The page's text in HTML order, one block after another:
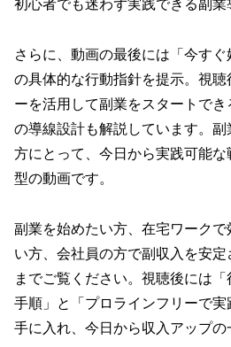
初心者でも迷わず実践できる副
さらに、動画の最後には「今すぐ
の具体的な行動指針を提示。視聴
ーを活用して副業をスタートで
の導線設計も解説しています。
方にとって、今日から実践可能
型の動画です。
副業を始めたい方、在宅ワーク
い方、会社員の方で副収入を安
までご覧ください。視聴後には
手順」と「プロラインフリーで
手に入れ、今日から収入アップの